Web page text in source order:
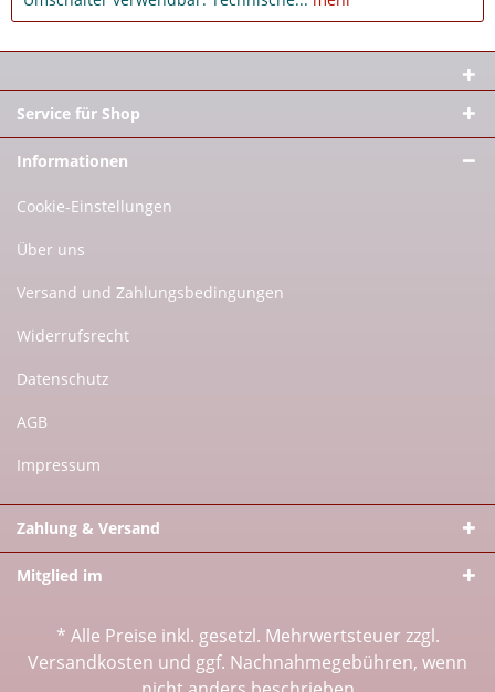
Service für Shop
Informationen
Cookie-Einstellungen
Über uns
Versand und Zahlungsbedingungen
Widerrufsrecht
Datenschutz
AGB
Impressum
Zahlung & Versand
Mitglied im
* Alle Preise inkl. gesetzl. Mehrwertsteuer zzgl.
Versandkosten und ggf. Nachnahmegebühren, wenn